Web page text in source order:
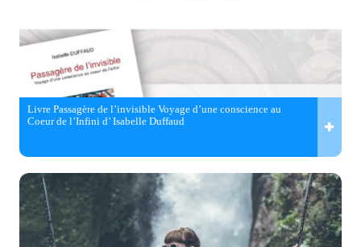
Livre Passagère de l’invisible Voyage d’une conscience au
Coeur de l’Infini d’ Isabelle Duffaud